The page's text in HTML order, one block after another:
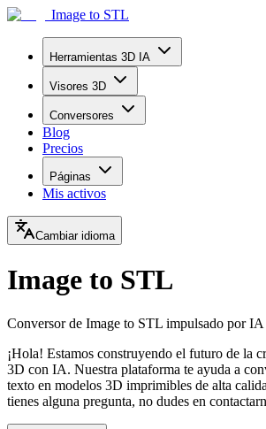
Image to STL
Herramientas 3D IA
Visores 3D
Conversores
Blog
Precios
Páginas
Mis activos
Cambiar idioma
Image to STL
Conversor de Image to STL impulsado por IA
¡Hola! Estamos construyendo el futuro de la
3D con IA. Nuestra plataforma te ayuda a
texto en modelos 3D imprimibles de alta
tienes alguna pregunta, no dudes en